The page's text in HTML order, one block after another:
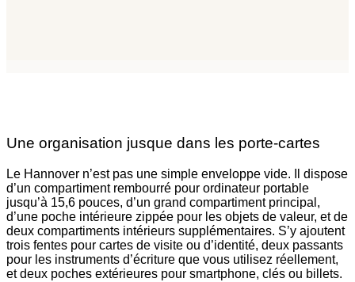
Une organisation jusque dans les porte-cartes
Le Hannover n’est pas une simple enveloppe vide. Il dispose
d’un compartiment rembourré pour ordinateur portable
jusqu’à 15,6 pouces, d’un grand compartiment principal,
d’une poche intérieure zippée pour les objets de valeur, et de
deux compartiments intérieurs supplémentaires. S’y ajoutent
trois fentes pour cartes de visite ou d’identité, deux passants
pour les instruments d’écriture que vous utilisez réellement,
et deux poches extérieures pour smartphone, clés ou billets.